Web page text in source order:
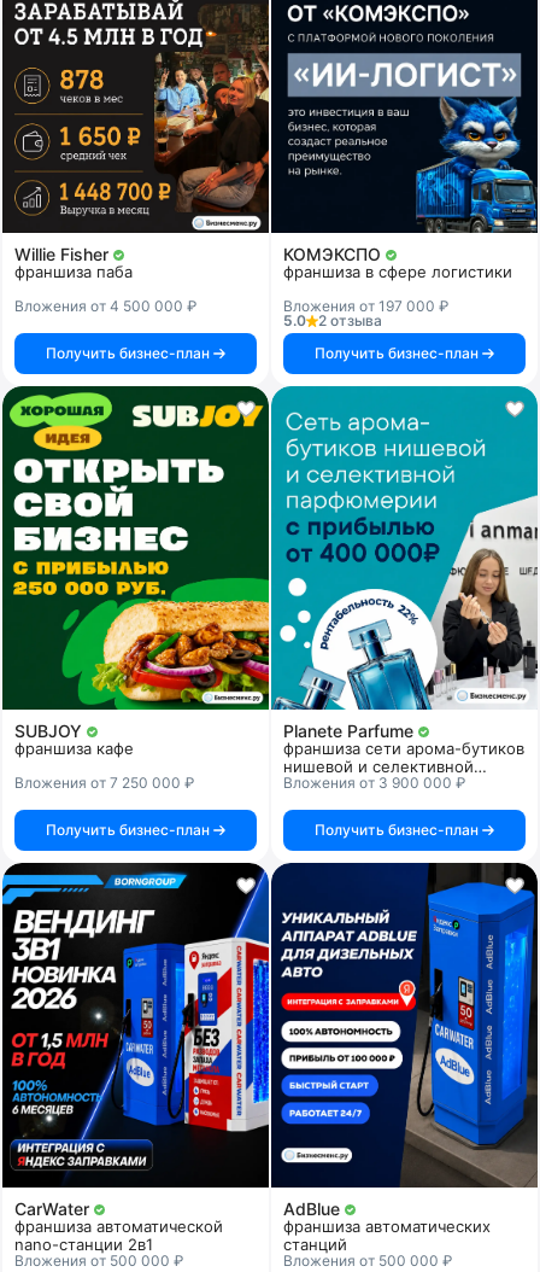
Willie Fisher
франшиза паба
Вложения от 4 500 000 ₽
Получить бизнес-план
КОМЭКСПО
франшиза в сфере логистики
Вложения от 197 000 ₽
5.0
2 отзыва
Получить бизнес-план
SUBJOY
франшиза кафе
Вложения от 7 250 000 ₽
Получить бизнес-план
Planete Parfume
франшиза сети арома-бутиков
нишевой и селективной
парфюмерии
Вложения от 3 900 000 ₽
Получить бизнес-план
CarWater
франшиза автоматической
nano-станции 2в1
Вложения от 500 000 ₽
AdBlue
франшиза автоматических
станций
Вложения от 500 000 ₽